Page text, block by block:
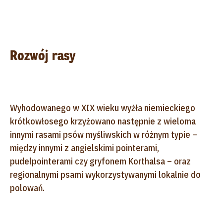
Rozwój rasy
Wyhodowanego w XIX wieku wyżła niemieckiego
krótkowłosego krzyżowano następnie z wieloma
innymi rasami psów myśliwskich w różnym typie –
między innymi z angielskimi pointerami,
pudelpointerami czy gryfonem Korthalsa – oraz
regionalnymi psami wykorzystywanymi lokalnie do
polowań.